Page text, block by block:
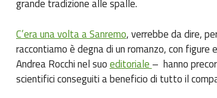
grande tradizione alle spalle.
C’era una volta a Sanremo, verrebbe da dire,
raccontiamo è degna di un romanzo, con figure
Andrea Rocchi nel suoeditoriale– hanno
scientifici conseguiti a beneficio di tutto il